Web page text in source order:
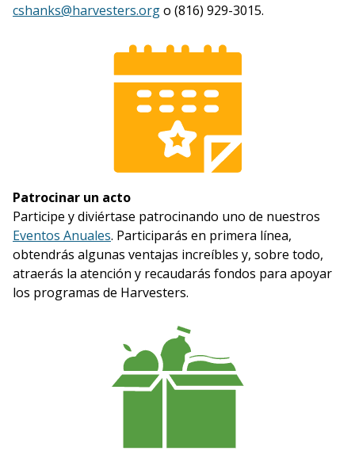
cshanks@harvesters.orgo (816) 929-3015.
Patrocinar un acto
Participe y diviértase patrocinando uno de nuestros
Eventos Anuales. Participarás en primera línea,
obtendrás algunas ventajas increíbles y, sobre todo,
atraerás la atención y recaudarás fondos para apoyar
los programas de Harvesters.